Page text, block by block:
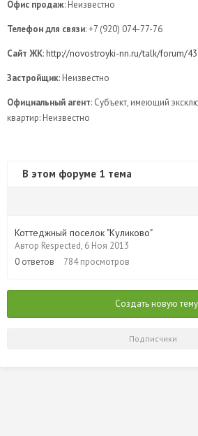
Офис продаж: Неизвестно
Телефон для связи: +7 (920) 074-77-76
Сайт ЖК:http://novostroyki-nn.ru/talk/forum/
Застройщик: Неизвестно
Официальный агент: Субъект, имеющий
квартир: Неизвестно
В этом форуме 1 тема
Коттеджный поселок "Куликово"
Автор Respected, 6 Ноя 2013
0 ответов 784 просмотров
Создать новую тему
Подписчики